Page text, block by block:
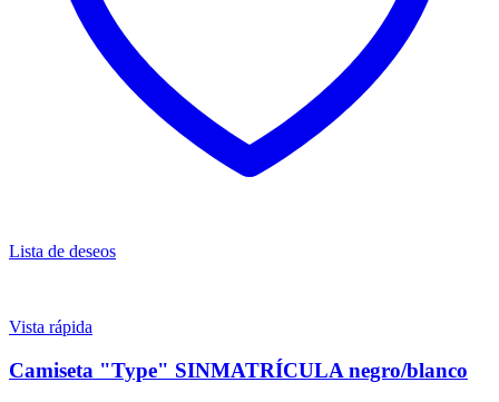
Lista de deseos
Vista rápida
Camiseta "Type" SINMATRÍCULA negro/blanco